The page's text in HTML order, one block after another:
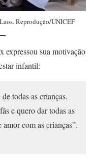
Reprodução/UNICEF
expressou sua motivação
infantil:
todas as crianças.
e quero dar todas as
com as crianças”.